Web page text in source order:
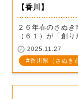
【香川】
２６年春のさぬ
（６１）が「創
2025.11.27
香川県（さぬき